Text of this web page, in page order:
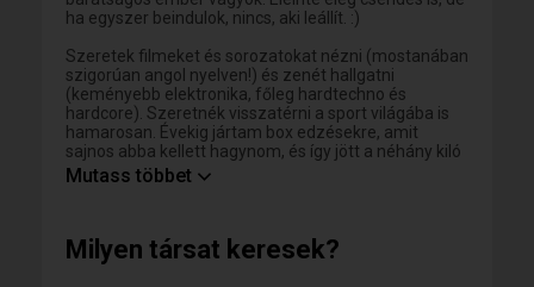
ha egyszer beindulok, nincs, aki leállít. :)
Szeretek filmeket és sorozatokat nézni (mostanában
szigorúan angol nyelven!) és zenét hallgatni
(keményebb elektronika, főleg hardtechno és
hardcore). Szeretnék visszatérni a sport világába is
hamarosan. Évekig jártam box edzésekre, amit
sajnos abba kellett hagynom, és így jött a néhány kiló
plusz is...
postagalambot, kedvencnek jelölést, füstjelet, és
meglátjuk, mi lesz. :)
Mutass többet
Milyen társat keresek?